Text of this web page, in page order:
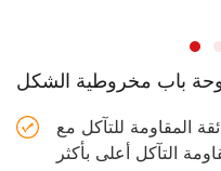
باب مخروطية الشكل
المقاومة للتآكل مع
التآكل أعلى بأكثر